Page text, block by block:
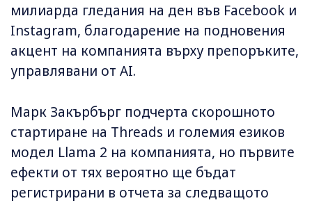
милиарда гледания на ден във Facebook и
Instagram, благодарение на подновения
акцент на компанията върху препоръките,
управлявани от AI.
Марк Закърбърг подчерта скорошното
стартиране на Threads и големия езиков
модел Llama 2 на компанията, но първите
ефекти от тях вероятно ще бъдат
регистрирани в отчета за следващото